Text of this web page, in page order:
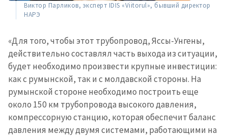
Виктор Парликов, эксперт IDIS «Viitorul», бывший директор
НАРЭ
«Для того, чтобы этот трубопровод, Яссы-Унгены,
действительно составлял часть выхода из ситуации,
будет необходимо произвести крупные инвестиции:
как с румынской, так и с молдавской стороны. На
румынской стороне необходимо построить еще
около 150 км трубопровода высокого давления,
компрессорную станцию, которая обеспечит баланс
давления между двумя системами, работающими на